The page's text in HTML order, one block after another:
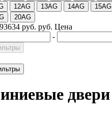
12AG 13AG 14AG 15AG
20AG
93634 руб. руб. Цена
-
двери